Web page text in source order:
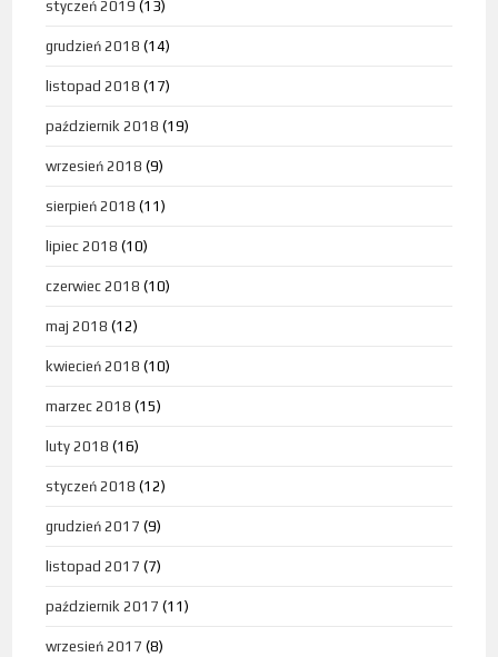
styczeń 2019 (13)
grudzień 2018 (14)
listopad 2018 (17)
październik 2018 (19)
wrzesień 2018 (9)
sierpień 2018 (11)
lipiec 2018 (10)
czerwiec 2018 (10)
maj 2018 (12)
kwiecień 2018 (10)
marzec 2018 (15)
luty 2018 (16)
styczeń 2018 (12)
grudzień 2017 (9)
listopad 2017 (7)
październik 2017 (11)
wrzesień 2017 (8)